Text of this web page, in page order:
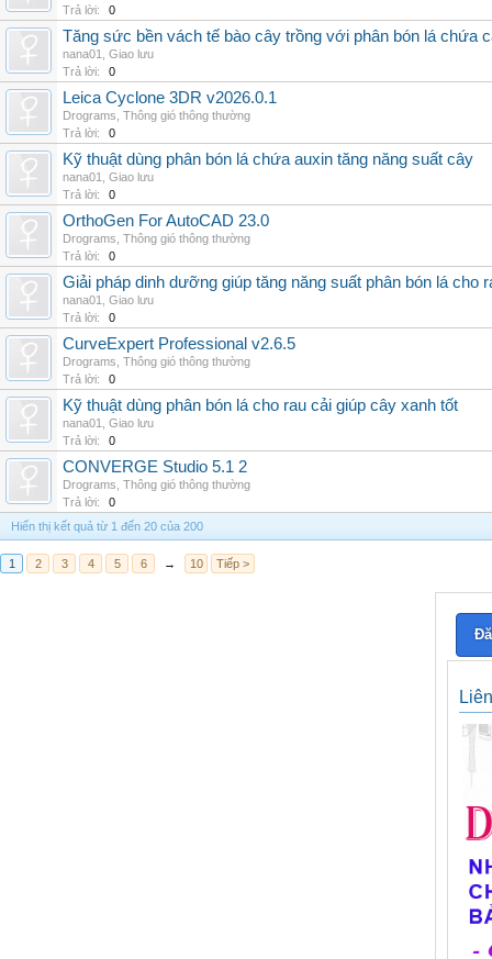
Trả lời:
0
Tăng sức bền vách tế bào cây trồng với phân bón lá chứa
nana01
Giao lưu
Trả lời:
0
Leica Cyclone 3DR v2026.0.1
Drograms Thông gió thông thường
Trả lời:
0
Kỹ thuật dùng phân bón lá chứa auxin tăng năng suất cây
nana01
Giao lưu
Trả lời:
0
OrthoGen For AutoCAD 23.0
Drograms Thông gió thông thường
Trả lời:
0
Giải pháp dinh dưỡng giúp tăng năng suất phân bón lá cho
nana01
Giao lưu
Trả lời:
0
CurveExpert Professional v2.6.5
Drograms Thông gió thông thường
Trả lời:
0
Kỹ thuật dùng phân bón lá cho rau cải giúp cây xanh tốt
nana01
Giao lưu
Trả lời:
0
CONVERGE Studio 5.1 2
Drograms Thông gió thông thường
Trả lời:
0
Hiển thị kết quả từ 1 đến 20 của 200
1 2 3 4 5 6 → 10 Tiếp >